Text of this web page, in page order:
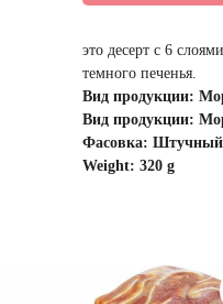
это десерт с 6
темного печенья.
Вид продукции:
Вид продукции:
Фасовка: Штучный
Weight: 320 g